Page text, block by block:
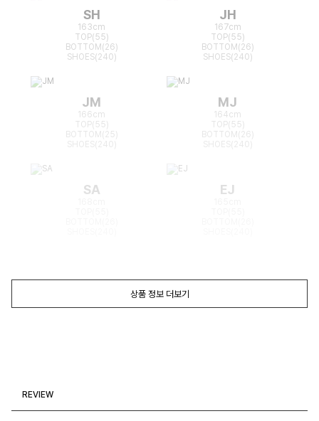
SH
163cm
TOP(55)
BOTTOM(26)
SHOES(240)
JH
167cm
TOP(55)
BOTTOM(26)
SHOES(240)
JM
166cm
TOP(55)
BOTTOM(25)
MJ
164cm
TOP(55)
BOTTOM(26)
SA EJ
상품 정보 더보기
REVIEW